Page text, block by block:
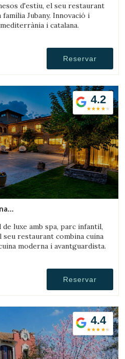
d'estiu, el seu restaurant
Jubany. Innovació i
i catalana.
Reservar
4.2
luxe amb spa, parc infantil,
restaurant combina cuina
moderna i avantguardista.
Reservar
4.4